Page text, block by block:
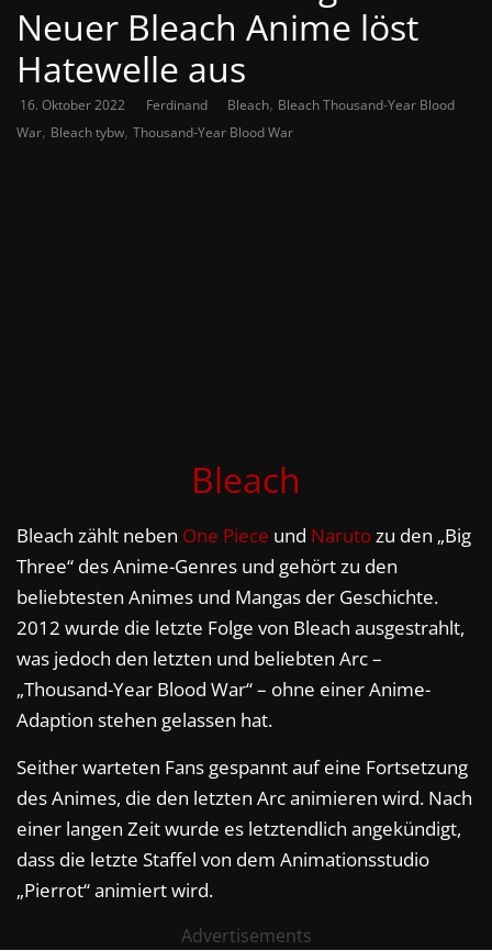
Neuer Bleach Anime löst
Hatewelle aus
16. Oktober 2022 Ferdinand Bleach, Bleach Thousand-Year Blood
War, Bleach tybw, Thousand-Year Blood War
Bleach
Bleach zählt neben One Piece und Narutozu den „Big
Three“ des Anime-Genres und gehört zu den
beliebtesten Animes und Mangas der Geschichte.
2012 wurde die letzte Folge von Bleach ausgestrahlt,
was jedoch den letzten und beliebten Arc –
„Thousand-Year Blood War“ – ohne einer Anime-
Adaption stehen gelassen hat.
Seither warteten Fans gespannt auf eine Fortsetzung
des Animes, die den letzten Arc animieren wird. Nach
einer langen Zeit wurde es letztendlich angekündigt,
dass die letzte Staffel von dem Animationsstudio
„Pierrot“ animiert wird.
Advertisements